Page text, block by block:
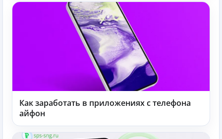
Как заработать в приложениях с телефона
айфон